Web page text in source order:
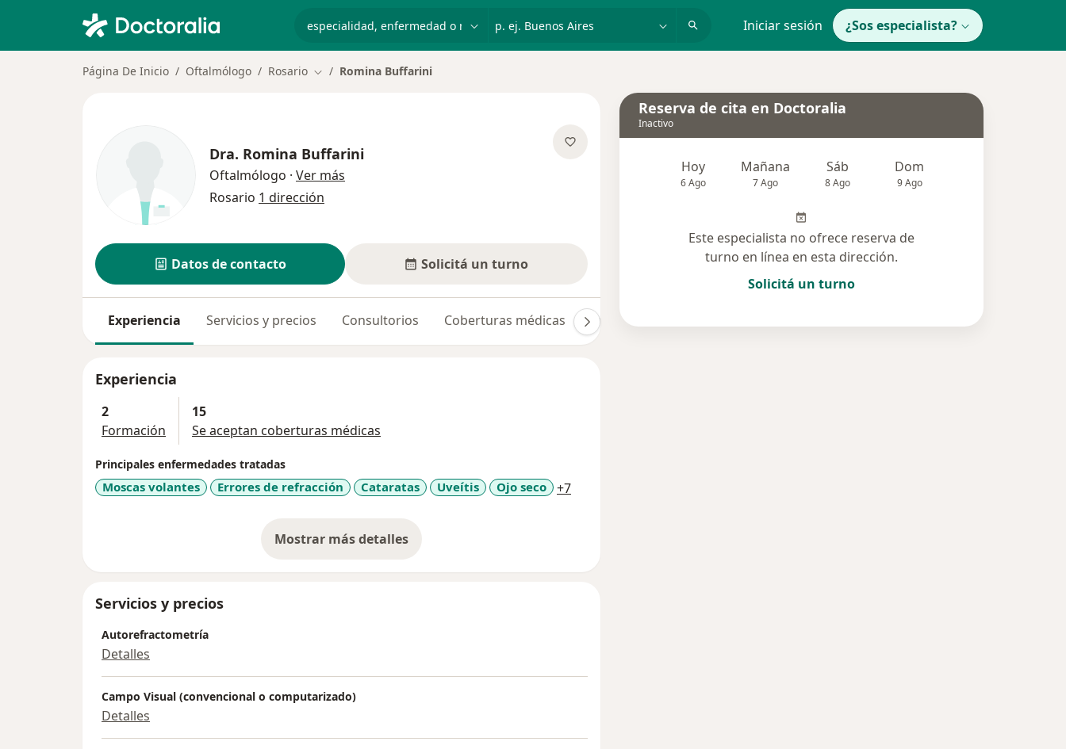
Iniciar sesión ¿Sos especialista?
Página De Inicio Oftalmólogo Rosario Cambiar de ciudad
Romina Buffarini
Dra. Romina Buffarini
Oftalmólogo · Ver más
Rosario 1 dirección
Datos de contacto Solicitá un turno
Experiencia Servicios y precios Consultorios Coberturas médicas Opiniones
Experiencia
2
Formación
15
Se aceptan coberturas médicas
Principales enfermedades tratadas
Moscas volantes Errores de refracción Cataratas Uveítis Ojo seco +7a11y_sr_more_diseases
Mostrar más detalles
sobre la experiencia
Servicios y precios
Autorefractometría
Detalles
Campo Visual (convencional o computarizado)
Detalles
Reserva de cita en Doctoralia
Inactivo
Hoy
6 Ago
Mañana
7 Ago
Sáb
8 Ago
Dom
9 Ago
Este especialista no ofrece reserva de
turno en línea en esta dirección.
Solicitá un turno